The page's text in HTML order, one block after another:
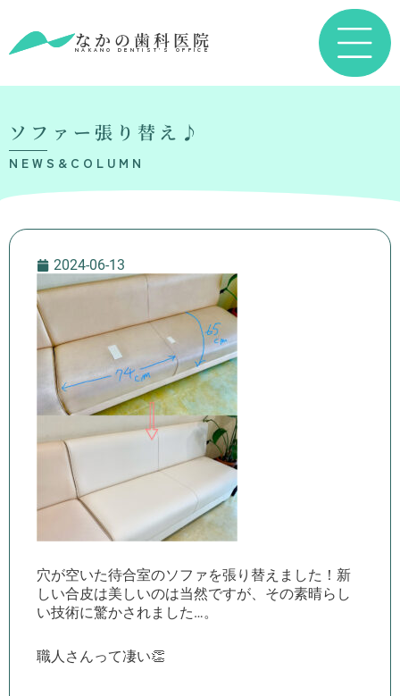
なかの歯科医院
NAKANO DENTIST’S OFFICE
ソファー張り替え♪
NEWS&COLUMN
2024-06-13
穴が空いた待合室のソファを張り替えました！新
しい合皮は美しいのは当然ですが、その素晴らし
い技術に驚かされました…。
職人さんって凄い👏